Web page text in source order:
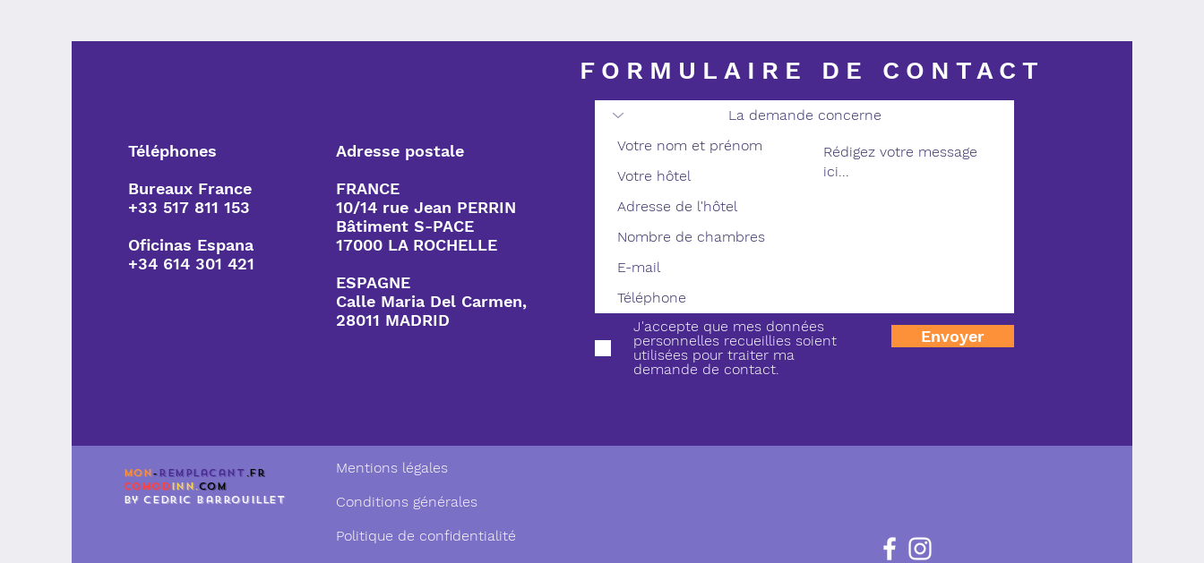
Téléphones
Bureaux France
+33 517 811 153
Oficinas Espana
+34 614 301 421
Adresse postale
FRANCE
10/14 rue Jean PERRIN
Bâtiment S-PACE
17000 LA ROCHELLE
ESPAGNE
Calle Maria Del Carmen,
28011 MADRID
FORMULAIRE DE CONTACT
J'accepte que mes données
personnelles recueillies soient
utilisées pour traiter ma
demande de contact.
Envoyer
mon-remplacant.fr
comodinn.com
by cedric barrouillet
Mentions légales
Conditions générales
Politique de confidentialité